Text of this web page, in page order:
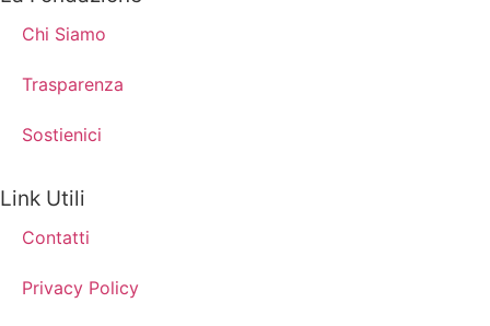
Chi Siamo
Trasparenza
Sostienici
Link Utili
Contatti
Privacy Policy